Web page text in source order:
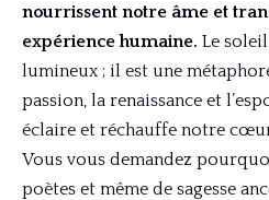
nourrissent notre âme et
expérience humaine. Le
lumineux ; il est une
passion, la renaissance et
éclaire et réchauffe notre
Vous vous demandez
poètes et même de sagesse